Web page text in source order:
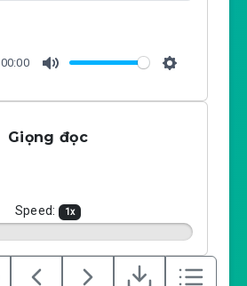
00:00
u
e
e
s
Giọng đọc
Speed: 1x